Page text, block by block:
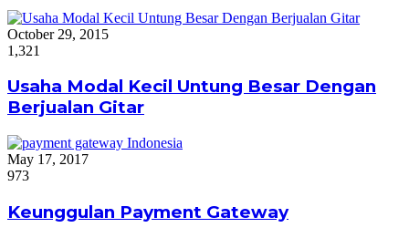
October 29, 2015
1,321
Usaha Modal Kecil Untung Besar Dengan
Berjualan Gitar
May 17, 2017
973
Keunggulan Payment Gateway